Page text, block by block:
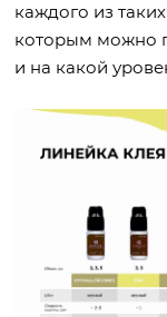
каждого из
которым можно
и на какой